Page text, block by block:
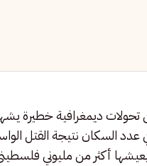
في عدد السكان نتيجة القتل
يعيشها أكثر من مليوني